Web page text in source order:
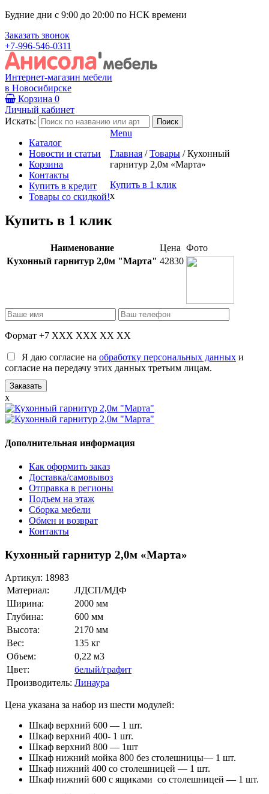
Будние дни с 9:00 до 20:00 по НСК времени
Заказать звонок
+7-996-546-0311
Интернет-магазин мебели
в Новосибирске
Корзина 0
Личный кабинет
Искать:
Каталог
Новости и статьи
Корзина
Контакты
Купить в кредит
Товары со скидкой!
Menu
Главная / Товары / Кухонный
гарнитур 2,0м «Марта»
Купить в 1 клик
x
Купить в 1 клик
Наименование Цена Фото
Кухонный гарнитур 2,0м "Марта" 42830
Формат +7 XXX XXX XX XX
Я даю согласие на обработку персональных данных и
согласие на передачу этих данных третьим лицам.
x
Дополнительная информация
Как оформить заказ
Доставка/самовывоз
Отправка в регионы
Подъем на этаж
Сборка мебели
Обмен и возврат
Контакты
Кухонный гарнитур 2,0м «Марта»
Артикул: 18983
Материал:
ЛДСП/МДФ
Ширина:
2000 мм
Глубина:
600 мм
Высота:
2170 мм
Вес:
135 кг
Объем:
0,22 м3
Цвет:
белый/графит
Производитель: Линаура
Цена указана за набор из шести модулей:
Шкаф верхний 600 — 1 шт.
Шкаф верхний 400- 1 шт.
Шкаф верхний 800 — 1шт
Шкаф нижний мойка 800 без столешницы— 1 шт.
Шкаф нижний 400 со столешницей — 1 шт.
Шкаф нижний 600 с ящиками со столешницей — 1 шт.